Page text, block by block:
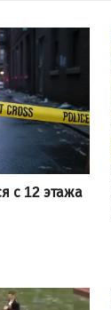
с 12 этажа